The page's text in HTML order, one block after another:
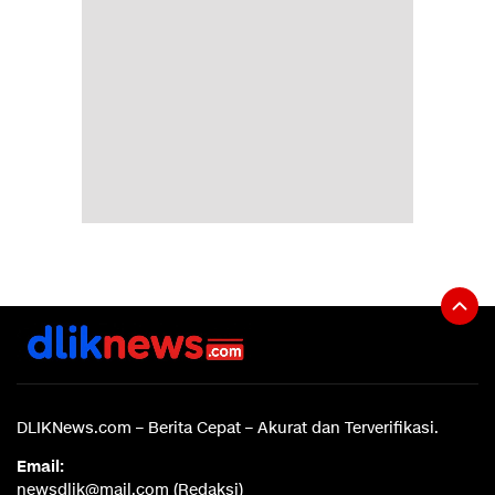
DLIKNews.com – Berita Cepat – Akurat dan Terverifikasi.
Email:
newsdlik@mail.com (Redaksi)